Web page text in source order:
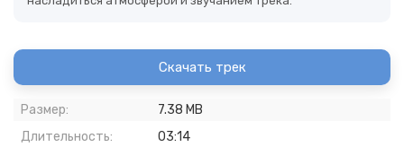
Скачать трек
Размер:
7.38 MB
Длительность:
03:14